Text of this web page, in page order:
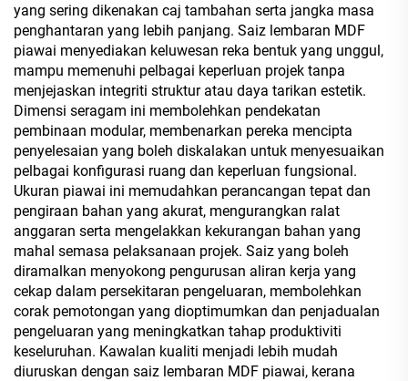
yang sering dikenakan caj tambahan serta jangka masa
penghantaran yang lebih panjang. Saiz lembaran MDF
piawai menyediakan keluwesan reka bentuk yang unggul,
mampu memenuhi pelbagai keperluan projek tanpa
menjejaskan integriti struktur atau daya tarikan estetik.
Dimensi seragam ini membolehkan pendekatan
pembinaan modular, membenarkan pereka mencipta
penyelesaian yang boleh diskalakan untuk menyesuaikan
pelbagai konfigurasi ruang dan keperluan fungsional.
Ukuran piawai ini memudahkan perancangan tepat dan
pengiraan bahan yang akurat, mengurangkan ralat
anggaran serta mengelakkan kekurangan bahan yang
mahal semasa pelaksanaan projek. Saiz yang boleh
diramalkan menyokong pengurusan aliran kerja yang
cekap dalam persekitaran pengeluaran, membolehkan
corak pemotongan yang dioptimumkan dan penjadualan
pengeluaran yang meningkatkan tahap produktiviti
keseluruhan. Kawalan kualiti menjadi lebih mudah
diuruskan dengan saiz lembaran MDF piawai, kerana